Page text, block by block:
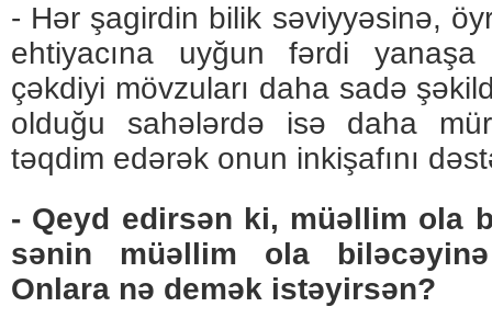
- Hər şagirdin bilik səviyyəsinə,
ehtiyacına uyğun fərdi
çəkdiyi mövzuları daha sadə
olduğu sahələrdə isə daha
təqdim edərək onun inkişafını
- Qeyd edirsən ki, müəllim ola
sənin müəllim ola
Onlara nə demək istəyirsən?